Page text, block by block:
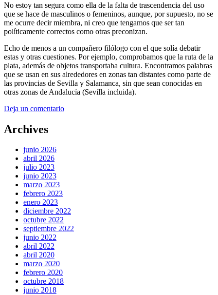
No estoy tan segura como ella de la falta de trascendencia del uso
que se hace de masculinos o femeninos, aunque, por supuesto, no se
me ocurre decir miembra, ni creo que tengamos que ser tan
políticamente correctos como otras preconizan.
Echo de menos a un compañero filólogo con el que solía debatir
estas y otras cuestiones. Por ejemplo, comprobamos que la ruta de la
plata, además de objetos transportaba cultura. Encontramos palabras
que se usan en sus alrededores en zonas tan distantes como parte de
las provincias de Sevilla y Salamanca, sin que sean conocidas en
otras zonas de Andalucía (Sevilla incluida).
Deja un comentario
Archives
junio 2026
abril 2026
julio 2023
junio 2023
marzo 2023
febrero 2023
enero 2023
diciembre 2022
octubre 2022
septiembre 2022
junio 2022
abril 2022
abril 2020
marzo 2020
febrero 2020
octubre 2018
junio 2018